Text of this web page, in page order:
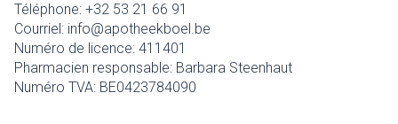
Téléphone: +32 53 21 66 91
Courriel: info@apotheekboel.be
Numéro de licence: 411401
Pharmacien responsable: Barbara Steenhaut
Numéro TVA: BE0423784090